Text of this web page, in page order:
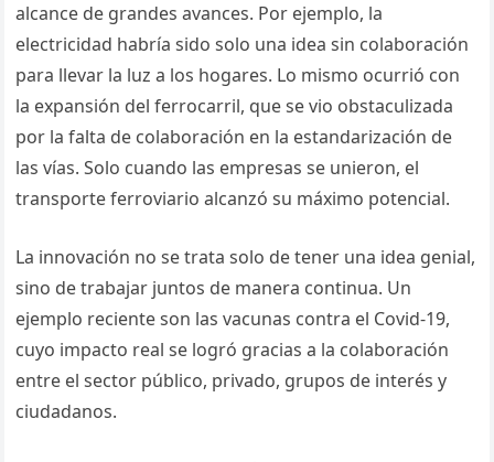
alcance de grandes avances. Por ejemplo, la
electricidad habría sido solo una idea sin colaboración
para llevar la luz a los hogares. Lo mismo ocurrió con
la expansión del ferrocarril, que se vio obstaculizada
por la falta de colaboración en la estandarización de
las vías. Solo cuando las empresas se unieron, el
transporte ferroviario alcanzó su máximo potencial.
La innovación no se trata solo de tener una idea genial,
sino de trabajar juntos de manera continua. Un
ejemplo reciente son las vacunas contra el Covid-19,
cuyo impacto real se logró gracias a la colaboración
entre el sector público, privado, grupos de interés y
ciudadanos.